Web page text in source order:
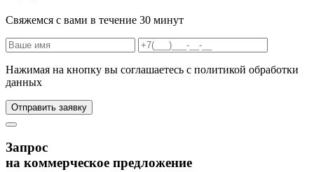
Свяжемся с вами в течение 30 минут
Нажимая на кнопку вы соглашаетесь с политикой обработки
данных
Запрос
на коммерческое предложение